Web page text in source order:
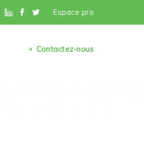
Espace pro
Contactez-nous